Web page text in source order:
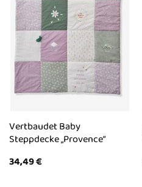
Vertbaudet Baby
Steppdecke „Provence“
34,49€